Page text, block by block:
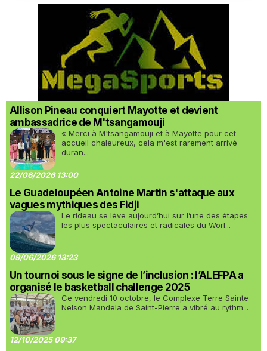
Allison Pineau conquiert Mayotte et devient
ambassadrice de M'tsangamouji
« Merci à M'tsangamouji et à Mayotte pour cet
accueil chaleureux, cela m'est rarement arrivé
duran...
22/06/2026 13:00
Le Guadeloupéen Antoine Martin s'attaque aux
vagues mythiques des Fidji
Le rideau se lève aujourd’hui sur l’une des étapes
les plus spectaculaires et radicales du Worl...
09/06/2026 13:23
Un tournoi sous le signe de l’inclusion : l’ALEFPA a
organisé le basketball challenge 2025
Ce vendredi 10 octobre, le Complexe Terre Sainte
Nelson Mandela de Saint-Pierre a vibré au rythm...
12/10/2025 09:37